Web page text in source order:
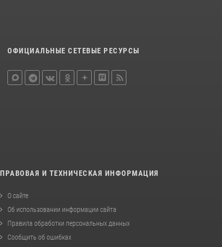
ОФИЦИАЛЬНЫЕ СЕТЕВЫЕ РЕСУРСЫ
ПРАВОВАЯ И ТЕХНИЧЕСКАЯ ИНФОРМАЦИЯ
О сайте
Об использовании информации сайта
Правила обработки персональных данных
Сообщить об ошибках